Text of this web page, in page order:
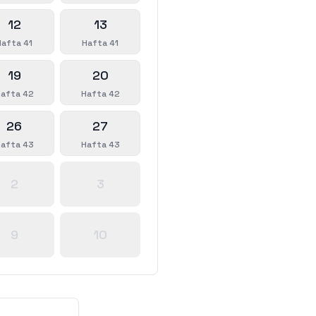
12
41
13
Hafta 41
19
42
20
Hafta 42
26
43
27
Hafta 43
2 3
9 10